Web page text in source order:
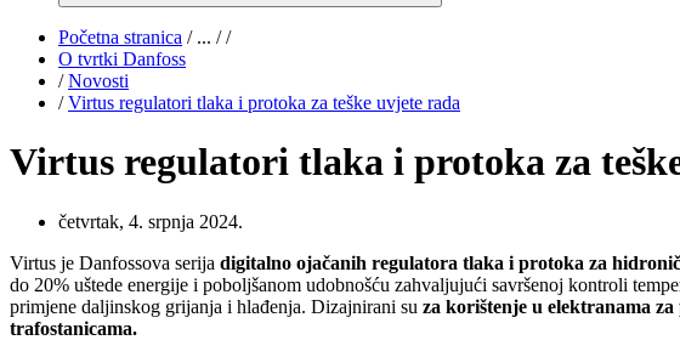
Početna stranica /... / /
O tvrtki Danfoss
/ Novosti
/ Virtus regulatori tlaka i protoka za teške uvjete rada
Virtus regulatori tlaka i protoka za
četvrtak, 4. srpnja 2024.
Virtus je Danfossova serija digitalno ojačanih regulatora tlaka i protoka za
do 20% uštede energije i poboljšanom udobnošću zahvaljujući savršenoj kontroli
primjene daljinskog grijanja i hlađenja. Dizajnirani su za korištenje u elektranama
trafostanicama.​